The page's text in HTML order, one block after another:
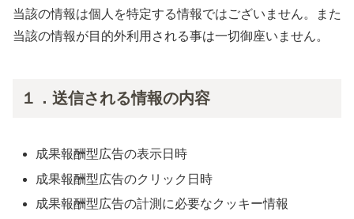
当該の情報は個人を特定する情報ではございません。また
当該の情報が目的外利用される事は一切御座いません。
１．送信される情報の内容
成果報酬型広告の表示日時
成果報酬型広告のクリック日時
成果報酬型広告の計測に必要なクッキー情報